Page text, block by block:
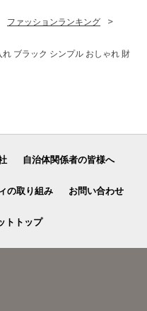
ファッションランキング
ブラック シンプル おしゃれ 財
自治体関係者の皆様へ
の取り組み お問い合わせ
トトップ